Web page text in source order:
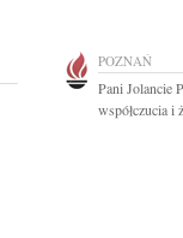
POZNAŃ
Pani Jolancie
współczucia i